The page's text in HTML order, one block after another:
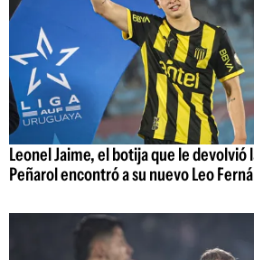
Leonel Jaime, el botija que le devolvió
Peñarol encontró a su nuevo Leo